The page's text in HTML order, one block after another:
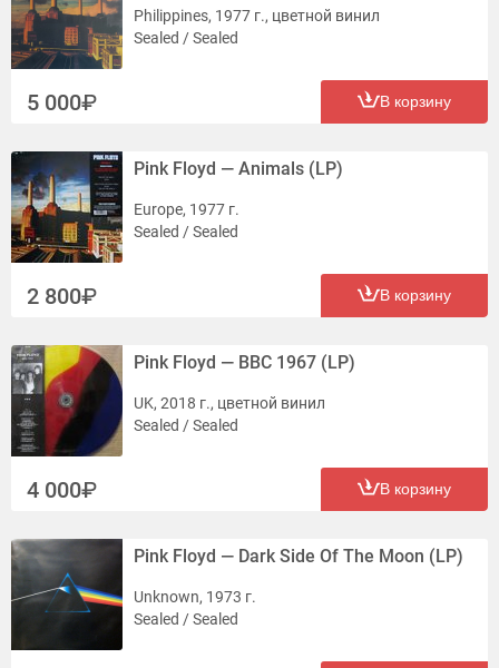
Philippines, 1977 г., цветной винил
Sealed / Sealed
5 000 В корзину
Pink Floyd — Animals (LP)
Europe, 1977 г.
Sealed / Sealed
2 800 В корзину
Pink Floyd — BBC 1967 (LP)
UK, 2018 г., цветной винил
Sealed / Sealed
4 000 В корзину
Pink Floyd — Dark Side Of The Moon (LP)
Unknown, 1973 г.
Sealed / Sealed